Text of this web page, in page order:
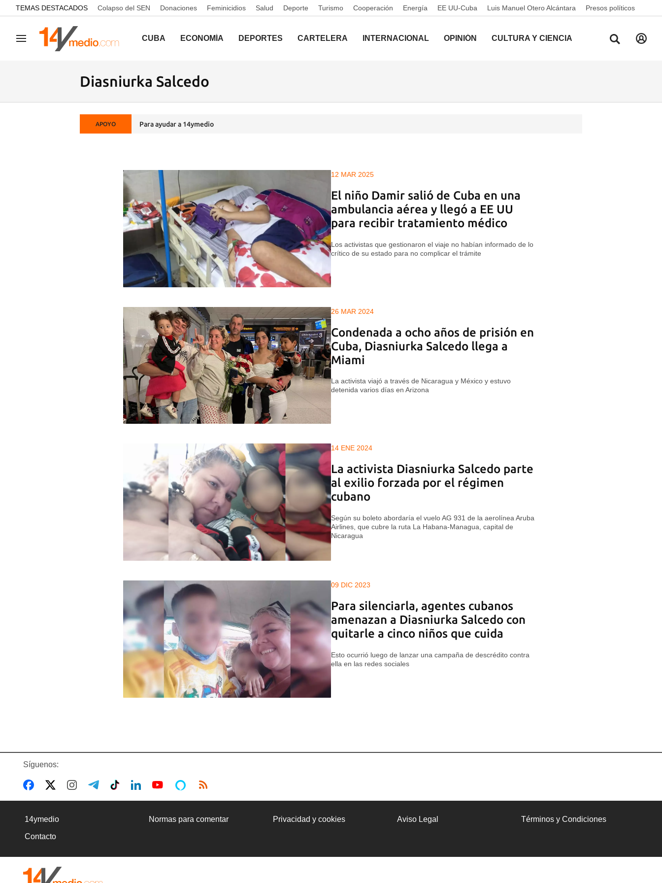
common.go-to-content
TEMAS DESTACADOS Colapso del SEN Donaciones Feminicidios Salud Deporte Turismo Cooperación Energía EE UU-Cuba Luis Manuel Otero Alcántara Presos políticos
Navegación CUBA ECONOMÍA DEPORTES CARTELERA INTERNACIONAL OPINIÓN CULTURA Y CIENCIA
Diasniurka Salcedo
APOYO Para ayudar a 14ymedio
12 MAR 2025
El niño Damir salió de Cuba en una
ambulancia aérea y llegó a EE UU
para recibir tratamiento médico
Los activistas que gestionaron el viaje no habían informado de lo
crítico de su estado para no complicar el trámite
26 MAR 2024
Condenada a ocho años de prisión en
Cuba, Diasniurka Salcedo llega a
Miami
La activista viajó a través de Nicaragua y México y estuvo
detenida varios días en Arizona
14 ENE 2024
La activista Diasniurka Salcedo parte
al exilio forzada por el régimen
cubano
Según su boleto abordaría el vuelo AG 931 de la aerolínea Aruba
Airlines, que cubre la ruta La Habana-Managua, capital de
Nicaragua
09 DIC 2023
Para silenciarla, agentes cubanos
amenazan a Diasniurka Salcedo con
quitarle a cinco niños que cuida
Esto ocurrió luego de lanzar una campaña de descrédito contra
ella en las redes sociales
Síguenos:
14ymedio Normas para comentar Privacidad y cookies Aviso Legal Términos y Condiciones
Contacto